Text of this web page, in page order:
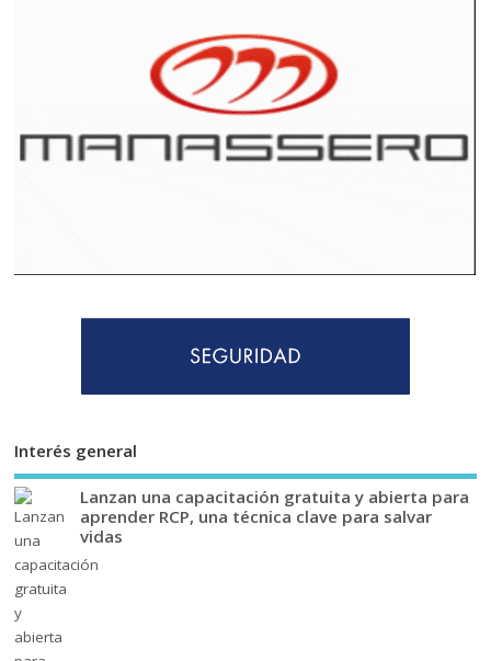
Interés general
Lanzan una capacitación gratuita y abierta para
aprender RCP, una técnica clave para salvar
vidas